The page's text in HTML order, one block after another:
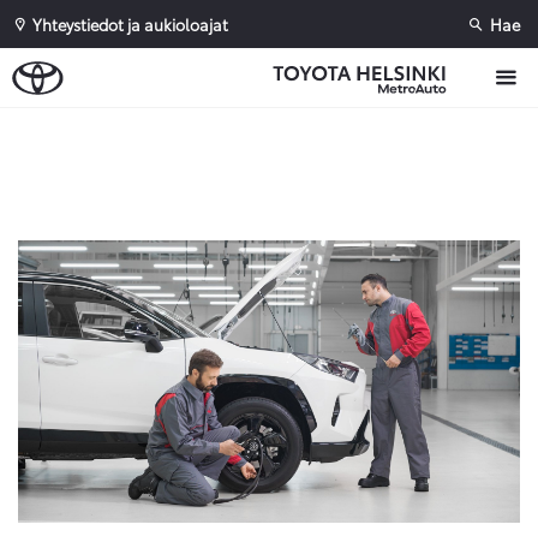
Yhteystiedot ja aukioloajat Hae